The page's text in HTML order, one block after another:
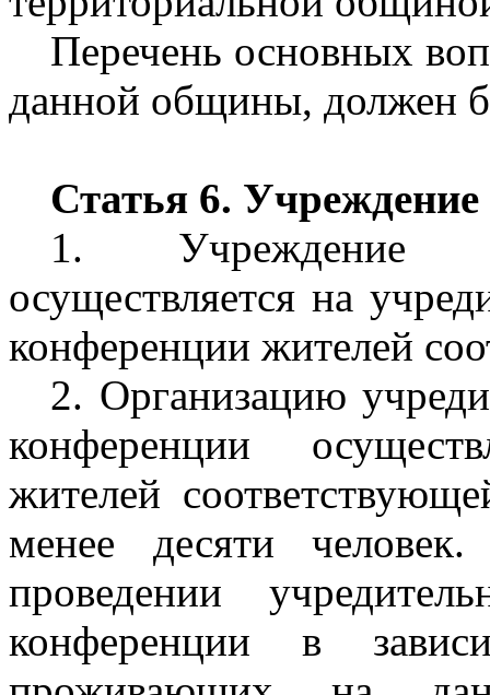
Перечень основных
данной общины, должен
Статья 6.
1. Учреждение
осуществляется на
конференции жителей
2. Организацию
конференции
жителей
менее десяти
проведении
конференции в